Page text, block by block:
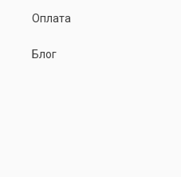
Оплата
Блог